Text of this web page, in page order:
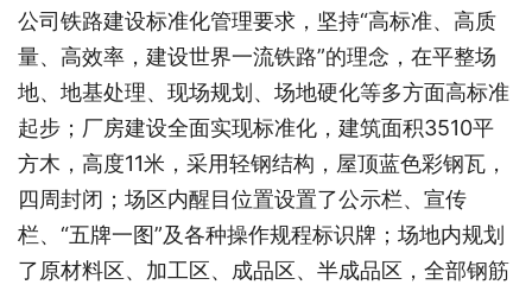
公司铁路建设标准化管理要求，坚持“高标准、高质
量、高效率，建设世界一流铁路”的理念，在平整场
地、地基处理、现场规划、场地硬化等多方面高标准
起步；厂房建设全面实现标准化，建筑面积3510平
方木，高度11米，采用轻钢结构，屋顶蓝色彩钢瓦，
四周封闭；场区内醒目位置设置了公示栏、宣传
栏、“五牌一图”及各种操作规程标识牌；场地内规划
了原材料区、加工区、成品区、半成品区，全部钢筋